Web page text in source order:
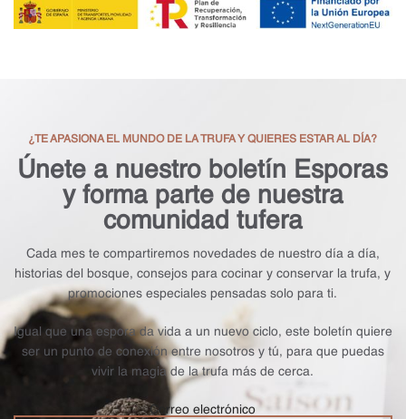
¿TE APASIONA EL MUNDO DE LA TRUFA Y QUIERES ESTAR AL DÍA?
Únete a nuestro boletín Esporas
y forma parte de nuestra
comunidad tufera
Cada mes te compartiremos novedades de nuestro día a día,
historias del bosque, consejos para cocinar y conservar la trufa, y
promociones especiales pensadas solo para ti.
Igual que una espora da vida a un nuevo ciclo, este boletín quiere
ser un punto de conexión entre nosotros y tú, para que puedas
vivir la magia de la trufa más de cerca.
Correo electrónico